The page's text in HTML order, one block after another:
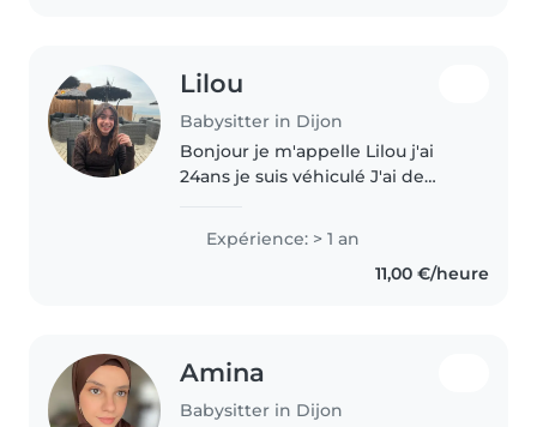
Lilou
Babysitter in Dijon
Bonjour je m'appelle Lilou j'ai
24ans je suis véhiculé J'ai de
babysitting, via l'agence Top
famille, ce serait un plaisir pour
moi de vous rendre service..
Expérience: > 1 an
11,00 €/heure
Amina
Babysitter in Dijon